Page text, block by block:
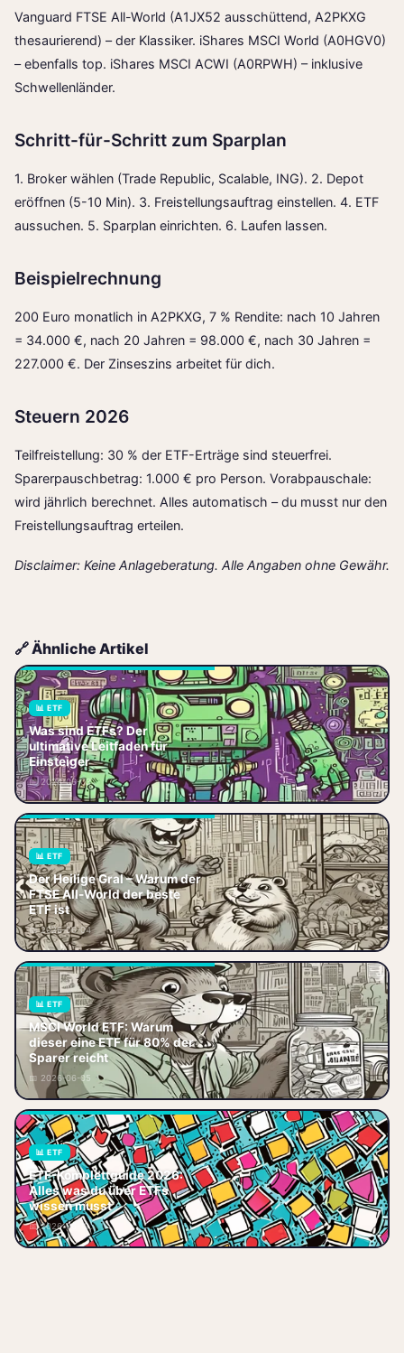
Vanguard FTSE All-World (A1JX52 ausschüttend, A2PKXG
thesaurierend) – der Klassiker. iShares MSCI World (A0HGV0)
– ebenfalls top. iShares MSCI ACWI (A0RPWH) – inklusive
Schwellenländer.
Schritt-für-Schritt zum Sparplan
1. Broker wählen (Trade Republic, Scalable, ING). 2. Depot
eröffnen (5-10 Min). 3. Freistellungsauftrag einstellen. 4. ETF
aussuchen. 5. Sparplan einrichten. 6. Laufen lassen.
Beispielrechnung
200 Euro monatlich in A2PKXG, 7 % Rendite: nach 10 Jahren
= 34.000 €, nach 20 Jahren = 98.000 €, nach 30 Jahren =
227.000 €. Der Zinseszins arbeitet für dich.
Steuern 2026
Teilfreistellung: 30 % der ETF-Erträge sind steuerfrei.
Sparerpauschbetrag: 1.000 € pro Person. Vorabpauschale:
wird jährlich berechnet. Alles automatisch – du musst nur den
Freistellungsauftrag erteilen.
Disclaimer: Keine Anlageberatung. Alle Angaben ohne Gewähr.
🔗 Ähnliche Artikel
📊 ETF
Was sind ETFs? Der
ultimative Leitfaden für
Einsteiger
📅 2026-06-03
ETF einfach erklärt: Was sind
ETFs, wie funktionieren sie und
warum sind sie ideal für
Einsteiger? Lerne alles über
Kost
📊 ETF
Der Heilige Gral – Warum der
FTSE All-World der beste
ETF ist
📅 2026-06-04
Der Heilige Gral – Warum der
FTSE All-World der beste ETF
ist Jeder redet vom Heiligen
Gral der Geldanlage. Dabei ist d
📊 ETF
MSCI World ETF: Warum
dieser eine ETF für 80% der
Sparer reicht
📅 2026-06-05
MSCI World ETF: Mit 80 %
deines Portfolios fast alle
Märkte abgedeckt – niedrige
Kosten, Steuerersparnis und
30‑Jahre‑Zi
📊 ETF
ETF-Komplettguide 2026:
Alles was du über ETFs
wissen musst
📅 2026-06-19
Der ultimative ETF-
Komplettguide 2026 für
Einsteiger und Fortgeschrittene.
Von Grundlagen, Strategien und
Sparplänen bis